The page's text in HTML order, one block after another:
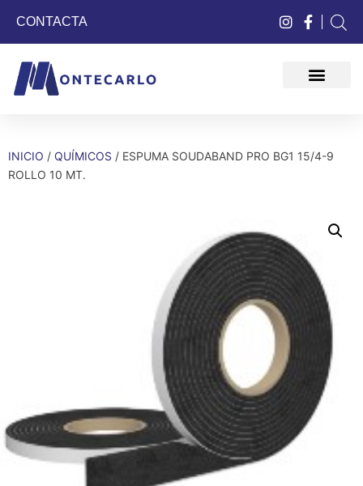
CONTACTA
INICIO / QUÍMICOS / ESPUMA SOUDABAND PRO BG1 15/4-9
ROLLO 10 MT.